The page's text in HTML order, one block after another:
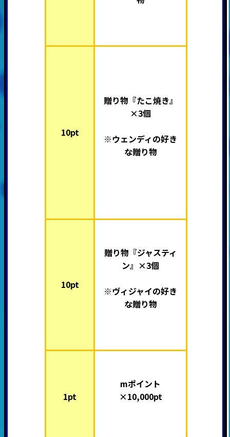
10pt
贈り物『たこ焼き』
×3個
※ウェンディの好き
な贈り物
10pt
贈り物『ジャスティ
ン』×3個
※ヴィジャイの好き
な贈り物
1pt
mポイント
×10,000pt